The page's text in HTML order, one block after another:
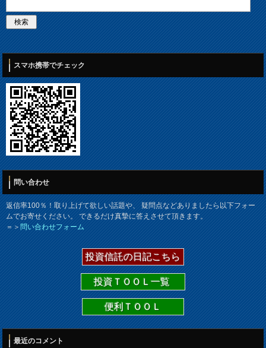
スマホ携帯でチェック
問い合わせ
返信率100％！取り上げて欲しい話題や、 疑問点などありましたら以下フォー
ムでお寄せください。 できるだけ真摯に答えさせて頂きます。
＝＞問い合わせフォーム
投資信託の日記こちら
投資ＴＯＯＬ一覧
便利ＴＯＯＬ
最近のコメント